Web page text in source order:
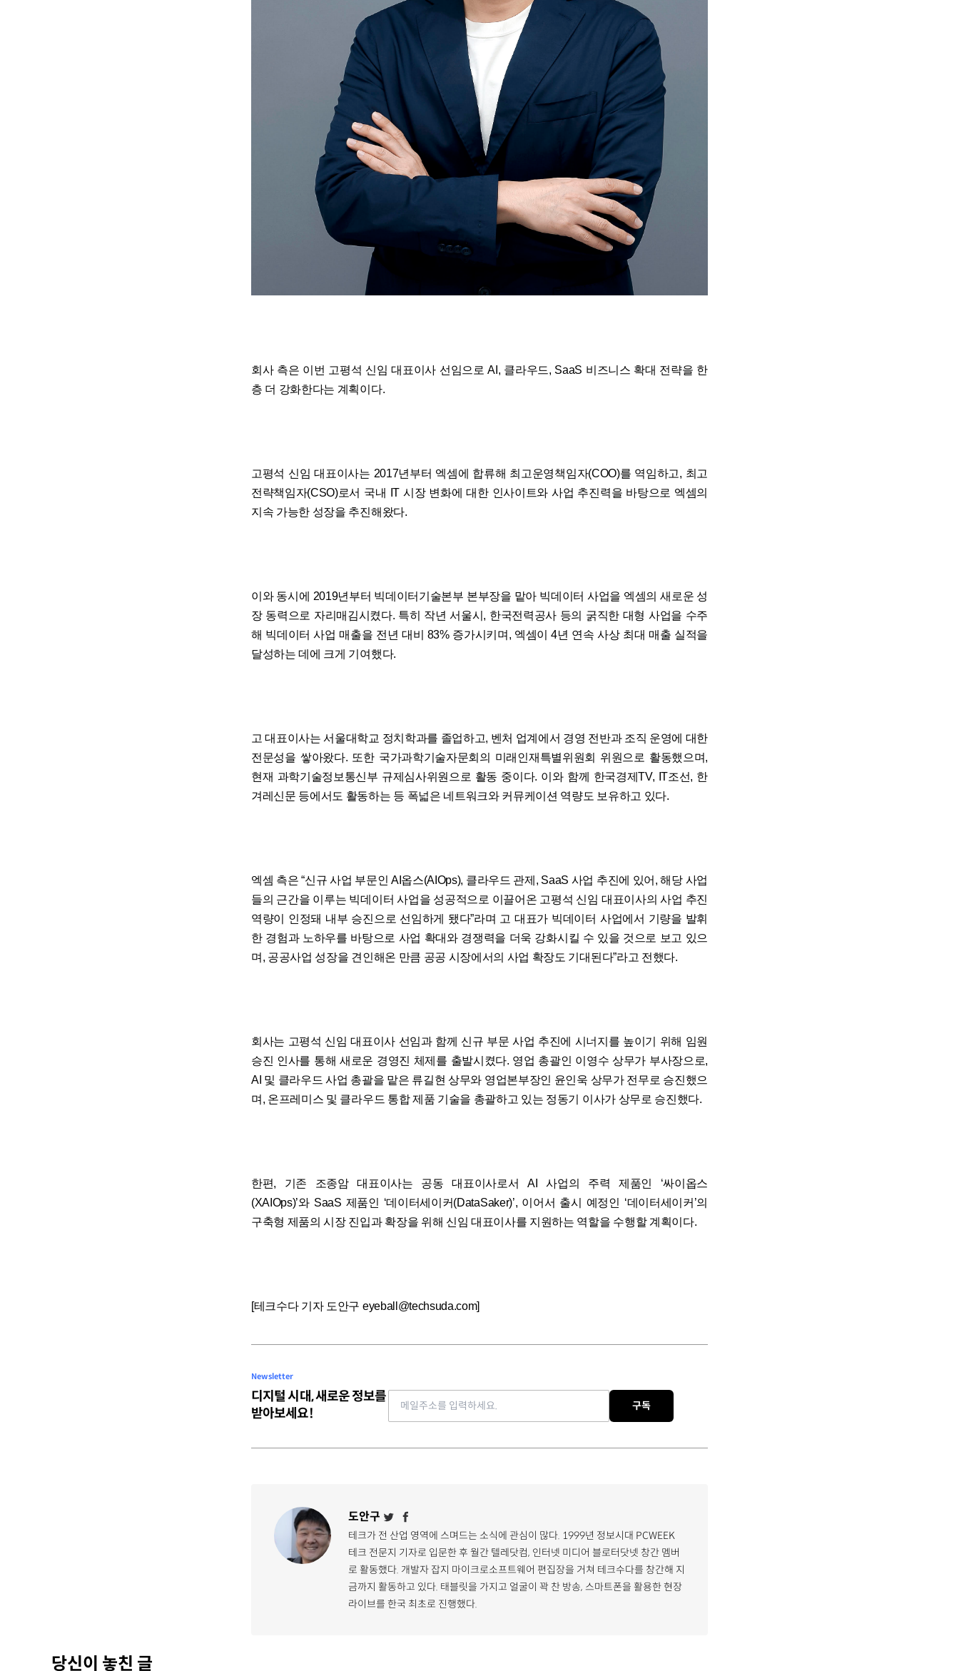
회사 측은 이번 고평석 신임 대표이사 선임으로 AI, 클라우드, SaaS 비즈니스 확대 전략을 한
층 더 강화한다는 계획이다.
고평석 신임 대표이사는 2017년부터 엑셈에 합류해 최고운영책임자(COO)를 역임하고, 최고
전략책임자(CSO)로서 국내 IT 시장 변화에 대한 인사이트와 사업 추진력을 바탕으로 엑셈의
지속 가능한 성장을 추진해왔다.
이와 동시에 2019년부터 빅데이터기술본부 본부장을 맡아 빅데이터 사업을 엑셈의 새로운 성
장 동력으로 자리매김시켰다. 특히 작년 서울시, 한국전력공사 등의 굵직한 대형 사업을 수주
해 빅데이터 사업 매출을 전년 대비 83% 증가시키며, 엑셈이 4년 연속 사상 최대 매출 실적을
달성하는 데에 크게 기여했다.
고 대표이사는 서울대학교 정치학과를 졸업하고, 벤처 업계에서 경영 전반과 조직 운영에 대한
전문성을 쌓아왔다. 또한 국가과학기술자문회의 미래인재특별위원회 위원으로 활동했으며,
현재 과학기술정보통신부 규제심사위원으로 활동 중이다. 이와 함께 한국경제TV, IT조선, 한
겨레신문 등에서도 활동하는 등 폭넓은 네트워크와 커뮤케이션 역량도 보유하고 있다.
엑셈 측은 “신규 사업 부문인 AI옵스(AIOps), 클라우드 관제, SaaS 사업 추진에 있어, 해당 사업
들의 근간을 이루는 빅데이터 사업을 성공적으로 이끌어온 고평석 신임 대표이사의 사업 추진
역량이 인정돼 내부 승진으로 선임하게 됐다”라며 고 대표가 빅데이터 사업에서 기량을 발휘
한 경험과 노하우를 바탕으로 사업 확대와 경쟁력을 더욱 강화시킬 수 있을 것으로 보고 있으
며, 공공사업 성장을 견인해온 만큼 공공 시장에서의 사업 확장도 기대된다”라고 전했다.
회사는 고평석 신임 대표이사 선임과 함께 신규 부문 사업 추진에 시너지를 높이기 위해 임원
승진 인사를 통해 새로운 경영진 체제를 출발시켰다. 영업 총괄인 이영수 상무가 부사장으로,
AI 및 클라우드 사업 총괄을 맡은 류길현 상무와 영업본부장인 윤인욱 상무가 전무로 승진했으
며, 온프레미스 및 클라우드 통합 제품 기술을 총괄하고 있는 정동기 이사가 상무로 승진했다.
한편, 기존 조종암 대표이사는 공동 대표이사로서 AI 사업의 주력 제품인 ‘싸이옵스
(XAIOps)’와 SaaS 제품인 ‘데이터세이커(DataSaker)’, 이어서 출시 예정인 ‘데이터세이커’의
구축형 제품의 시장 진입과 확장을 위해 신임 대표이사를 지원하는 역할을 수행할 계획이다.
[테크수다 기자 도안구 eyeball@techsuda.com]
Newsletter
디지털 시대, 새로운 정보를
받아보세요!
Email address
구독
도안구
테크가 전 산업 영역에 스며드는 소식에 관심이 많다. 1999년 정보시대 PCWEEK
테크 전문지 기자로 입문한 후 월간 텔레닷컴, 인터넷 미디어 블로터닷넷 창간 멤버
로 활동했다. 개발자 잡지 마이크로소프트웨어 편집장을 거쳐 테크수다를 창간해 지
금까지 활동하고 있다. 태블릿을 가지고 얼굴이 꽉 찬 방송, 스마트폰을 활용한 현장
라이브를 한국 최초로 진행했다.
당신이 놓친 글